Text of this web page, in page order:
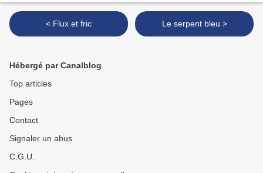
< Flux et fric Le serpent bleu >
Hébergé par Canalblog
Top articles
Pages
Contact
Signaler un abus
C.G.U.